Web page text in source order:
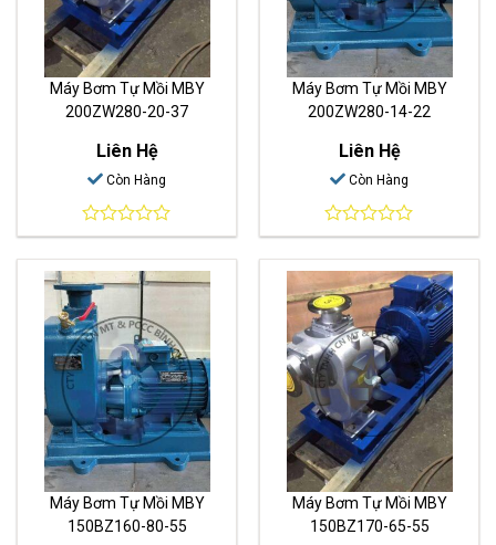
Máy Bơm Tự Mồi MBY
200ZW280-20-37
Liên Hệ
Còn Hàng
0
out
of
5
Máy Bơm Tự Mồi MBY
200ZW280-14-22
Liên Hệ
Còn Hàng
0
out
of
5
Máy Bơm Tự Mồi MBY
150BZ160-80-55
Máy Bơm Tự Mồi MBY
150BZ170-65-55